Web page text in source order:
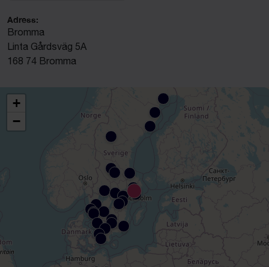
Adress:
Bromma
Linta Gårdsväg 5A
168 74 Bromma
+
−